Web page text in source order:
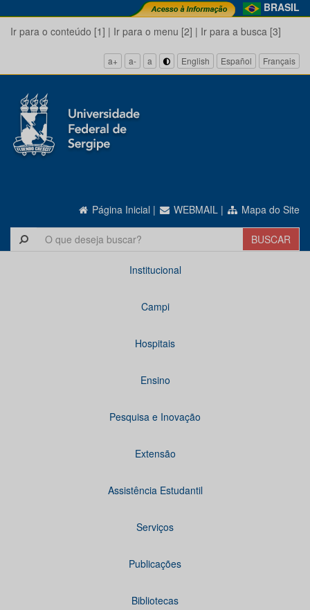
BRASIL
Ir para o conteúdo [1] | Ir para o menu [2] | Ir para a busca [3]
a+ a- a English Español Français
Página Inicial | WEBMAIL | Mapa do Site
Institucional
Campi
Hospitais
Ensino
Pesquisa e Inovação
Extensão
Assistência Estudantil
Serviços
Publicações
Bibliotecas